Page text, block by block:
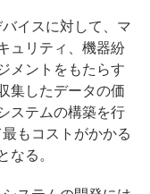
イスに対して、マ
ュリティ、機器紛
メントをもたらす
集したデータの価
ステムの構築を行
もコストがかかる
なる。